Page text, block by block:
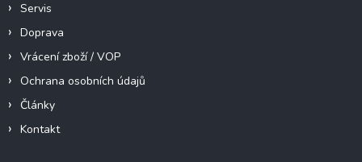
Servis
Doprava
Vrácení zboží / VOP
Ochrana osobních údajů
Články
Kontakt